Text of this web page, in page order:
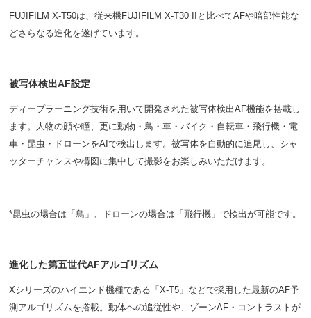
FUJIFILM X-T50は、従来機FUJIFILM X-T30 IIと比べてAFや暗部性能な
どさらなる進化を遂げています。
被写体検出AF設定
ディープラーニング技術を用いて開発された被写体検出AF機能を搭載し
ます。人物の顔や瞳、更に動物・鳥・車・バイク・自転車・飛行機・電
車・昆虫・ドローンをAIで検出します。被写体を自動的に追尾し、シャ
ッターチャンスや構図に集中して撮影をお楽しみいただけます。
*昆虫の場合は「鳥」、ドローンの場合は「飛行機」で検出が可能です。
進化した第五世代AFアルゴリズム
Xシリーズのハイエンド機種である「X-T5」などで採用した最新のAF予
測アルゴリズムを搭載。動体への追従性や、ゾーンAF・コントラストが